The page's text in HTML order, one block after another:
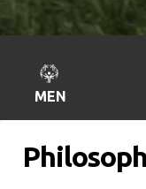
MENU